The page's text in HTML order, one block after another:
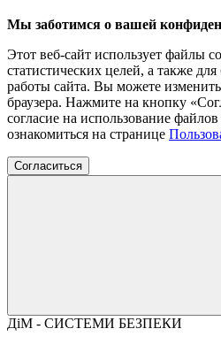
Мы заботимся о вашей
Этот веб-сайт использует файлы
статистических целей, а также
работы сайта. Вы можете
браузера. Нажмите на кнопку
согласие на использование
ознакомиться на странице
Согласиться
ДіМ - СИСТЕМИ БЕЗПЕКИ